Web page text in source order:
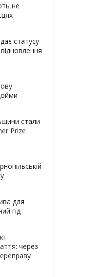
не
статусу
відновлення
стали
Prize
для
гід
через